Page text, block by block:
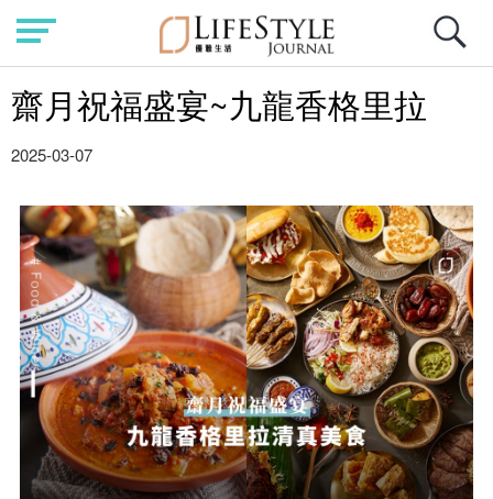
齋月祝福盛宴~九龍香格里拉
2025-03-07